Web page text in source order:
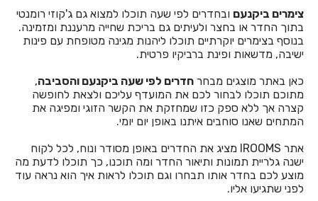
חדרים לפי שעה בבית קמה
חדרים לפי שעה בבית שאן
חדרים לפי שעה בבית שערים
חדרים לפי שעה בביתר עילית
חדרים לפי שעה בבנימינה
חדרים לפי שעה בבצרה
צימרים ביקנעם ובחדרים לפי שעה תוכלו למצוא גם ג'קוזי רומנטי
בתוך החדר או בחצר ולעיתים גם בריכת שחייה מרעננת ומזמינה.
בנוסף בצימרים יוקרתיים תוכלו ליהנות מגינה מטופחת עם פינות
ישיבה, מדשאות ופינת ברביקיו פרטית.
כאן באתר מוצגים מבחר חדרים לפי שעה ביקנעם והסביבה,
מתוכם תוכלו לבחור לכם את המועדף עליכם ולצאת לחופשה
קצרה אך ללא ספק כזו שמחזקת את הקשר הזוגי ומפיגה את
המתחים שאנו סוחבים איתנו באופן יום יומי.
אתר IROOMS מציג את החדרים באופן מסודר ונוח, לכל לקוח
ישנה גלריית תמונות ותיאור החדר ומה תוכנו, כך תוכלו לדעת מה
מוצע לכם בחדר אותו תבחרו וגם תוכלו לראות איך הוא נראה עוד
לפני שתגיעו אליו.